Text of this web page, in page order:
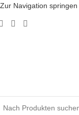
Zur Navigation springen